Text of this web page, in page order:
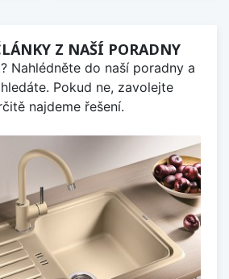
Z NAŠÍ PORADNY
Nahlédněte do naší poradny a
Pokud ne, zavolejte
najdeme řešení.